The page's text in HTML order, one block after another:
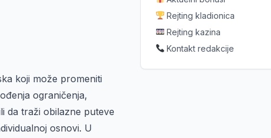
koji može promeniti
ograničenja,
da traži obilazne puteve
osnovi. U
Rejting kladionica
Rejting kazina
Kontakt redakcije